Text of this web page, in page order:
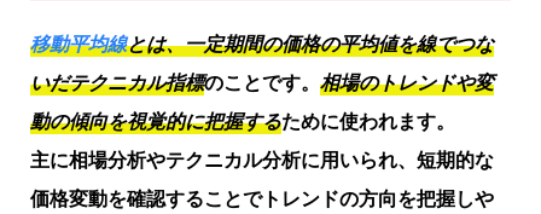
移動平均線とは、一定期間の価格の平均値を線でつな
いだテクニカル指標のことです。 相場のトレンドや変
動の傾向を視覚的に把握するために使われます。
主に相場分析やテクニカル分析に用いられ、短期的な
価格変動を確認することでトレンドの方向を把握しや